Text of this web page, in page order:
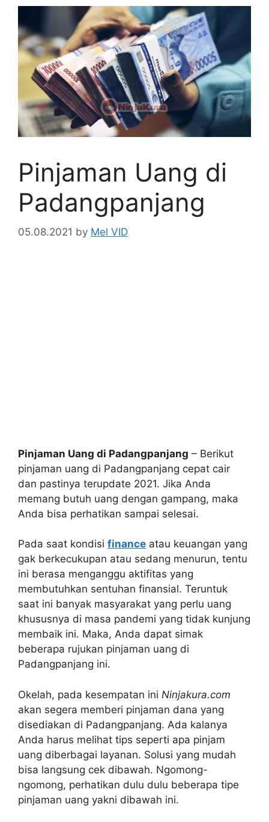
Pinjaman Uang di
Padangpanjang
05.08.2021 by Mel VID
Pinjaman Uang di Padangpanjang – Berikut
pinjaman uang di Padangpanjang cepat cair
dan pastinya terupdate 2021. Jika Anda
memang butuh uang dengan gampang, maka
Anda bisa perhatikan sampai selesai.
Pada saat kondisi finance atau keuangan yang
gak berkecukupan atau sedang menurun, tentu
ini berasa menganggu aktifitas yang
membutuhkan sentuhan finansial. Teruntuk
saat ini banyak masyarakat yang perlu uang
khususnya di masa pandemi yang tidak kunjung
membaik ini. Maka, Anda dapat simak
beberapa rujukan pinjaman uang di
Padangpanjang ini.
Okelah, pada kesempatan ini Ninjakura.com
akan segera memberi pinjaman dana yang
disediakan di Padangpanjang. Ada kalanya
Anda harus melihat tips seperti apa pinjam
uang diberbagai layanan. Solusi yang mudah
bisa langsung cek dibawah. Ngomong-
ngomong, perhatikan dulu dulu beberapa tipe
pinjaman uang yakni dibawah ini.